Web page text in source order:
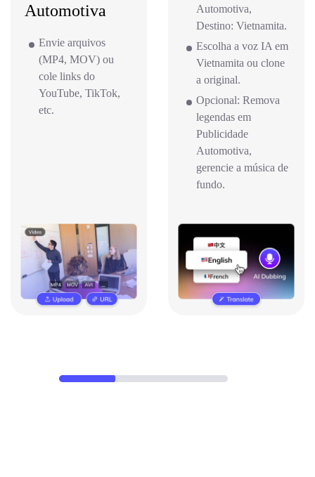
Automotiva
Envie arquivos
(MP4, MOV) ou
cole links do
YouTube, TikTok,
etc.
Automotiva,
Destino: Vietnamita.
Escolha a voz IA em
Vietnamita ou clone
a original.
Opcional: Remova
legendas em
Publicidade
Automotiva,
gerencie a música de
fundo.